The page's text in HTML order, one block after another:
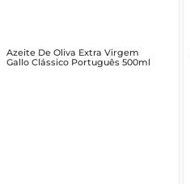
Azeite De Oliva Extra Virgem
Gallo Clássico Português 500ml